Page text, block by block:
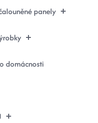
panely
domácnosti